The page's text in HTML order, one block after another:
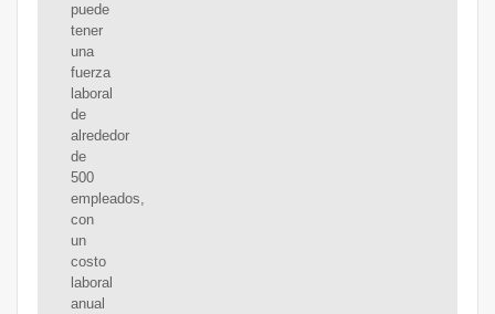
puede
tener
una
fuerza
laboral
de
alrededor
de
500
empleados,
con
un
costo
laboral
anual